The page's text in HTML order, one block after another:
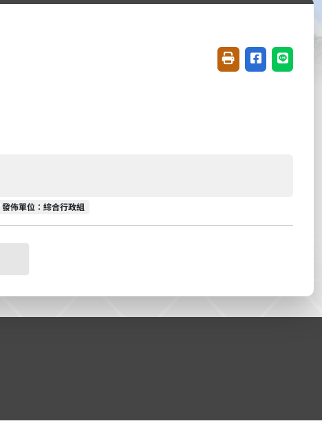
友善列印(開新視窗)
分享至臉書(
分享至
發佈單位
發佈單位：綜合行政組